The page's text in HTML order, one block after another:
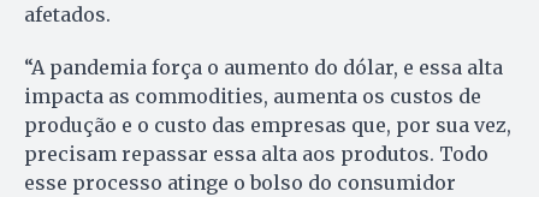
afetados.
“A pandemia força o aumento do dólar, e essa alta
impacta as commodities, aumenta os custos de
produção e o custo das empresas que, por sua vez,
precisam repassar essa alta aos produtos. Todo
esse processo atinge o bolso do consumidor